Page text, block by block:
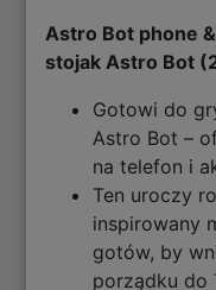
Astro Bot phone
stojak Astro Bot
Gotowi do
Astro Bot –
na telefon i
Ten uroczy
inspirowany
gotów, by
porządku do